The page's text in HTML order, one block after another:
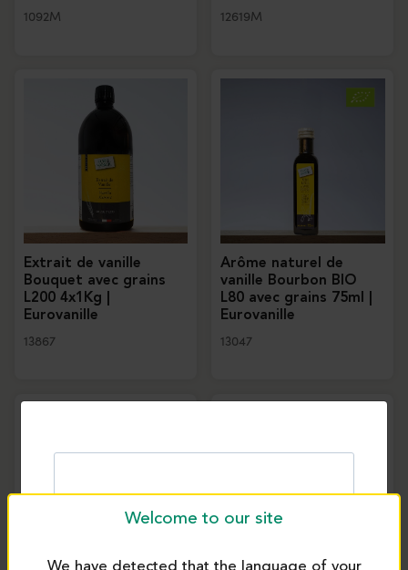
1092M 12619M
Extrait de vanille
Bouquet avec grains
L200 4x1Kg |
Eurovanille
13867
Arôme naturel de
vanille Bourbon BIO
L80 avec grains 75ml |
Eurovanille
13047
Welcome to our site